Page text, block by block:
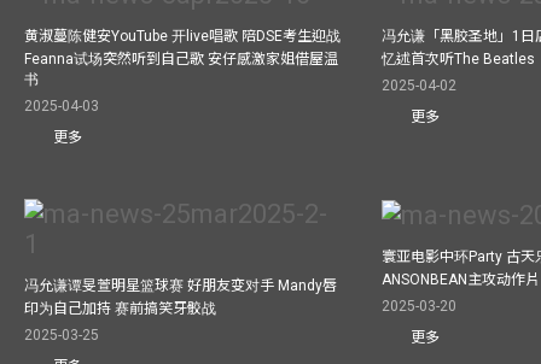
黄淑蔓陈健安YouTube 开live唱歌 陪DSE考生迎战
Feanna试场突然听到自己歌 安仔感激家姐借屋温
书
2025-04-03
更多
冯允谦「黑胶圣地」1
忆述首次听The Beatles
2025-04-02
更多
冯允谦谭旻萱明星篮球赛 好朋友变对手 Mandy唇
印为自己加持 赛前搞笑牙骹战
2025-03-25
寰亚电影中环Party 古
ANSONBEAN主攻动作
2025-03-20
更多